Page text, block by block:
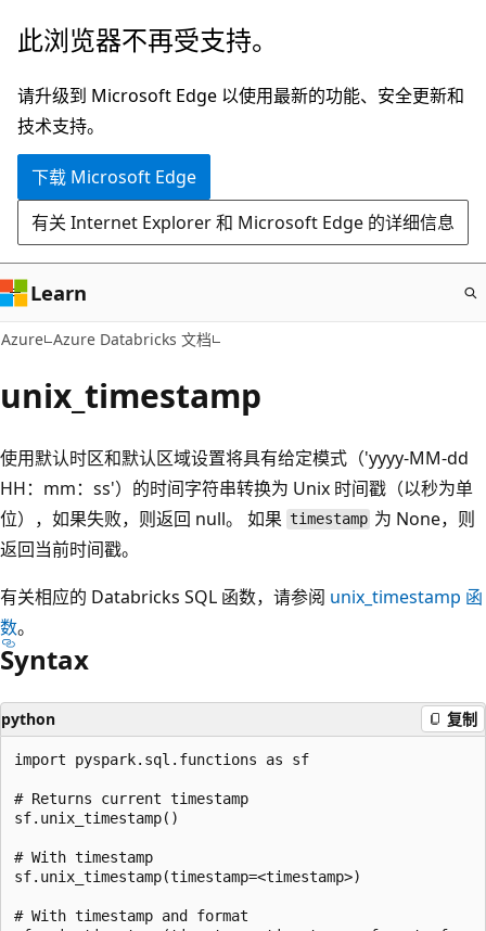
跳
主
要
内
此浏览器不再受支持。
请升级到 Microsoft Edge 以使用最新的功能、安全更新和
技术支持。
下载 Microsoft Edge
有关 Internet Explorer 和 Microsoft Edge 的详细信息
Learn
Azure Azure Databricks 文档
unix_timestamp
使用默认时区和默认区域设置将具有给定模式（'yyyy-MM-dd
HH：mm：ss'）的时间字符串转换为 Unix 时间戳（以秒为单
位），如果失败，则返回 null。 如果 timestamp 为 None，则
返回当前时间戳。
有关相应的 Databricks SQL 函数，请参阅 unix_timestamp 函
数。
Syntax
python 复制
import pyspark.sql.functions as sf
# Returns current timestamp
sf.unix_timestamp()
# With timestamp
sf.unix_timestamp(timestamp=<timestamp>)
# With timestamp and format